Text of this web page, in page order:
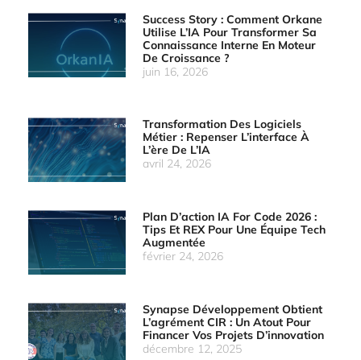
Success Story : Comment Orkane
Utilise L’IA Pour Transformer Sa
Connaissance Interne En Moteur
De Croissance ?
juin 16, 2026
Transformation Des Logiciels
Métier : Repenser L’interface À
L’ère De L’IA
avril 24, 2026
Plan D’action IA For Code 2026 :
Tips Et REX Pour Une Équipe Tech
Augmentée
février 24, 2026
Synapse Développement Obtient
L’agrément CIR : Un Atout Pour
Financer Vos Projets D’innovation
décembre 12, 2025